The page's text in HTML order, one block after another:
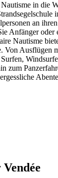
in die
an
Anfänger oder
Nautisme
Von Ausflügen
zum